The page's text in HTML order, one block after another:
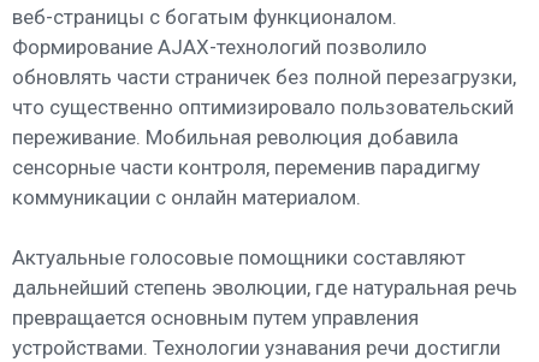
веб-страницы с богатым функционалом.
Формирование AJAX-технологий позволило
обновлять части страничек без полной перезагрузки,
что существенно оптимизировало пользовательский
переживание. Мобильная революция добавила
сенсорные части контроля, переменив парадигму
коммуникации с онлайн материалом.
Актуальные голосовые помощники составляют
дальнейший степень эволюции, где натуральная речь
превращается основным путем управления
устройствами. Технологии узнавания речи достигли